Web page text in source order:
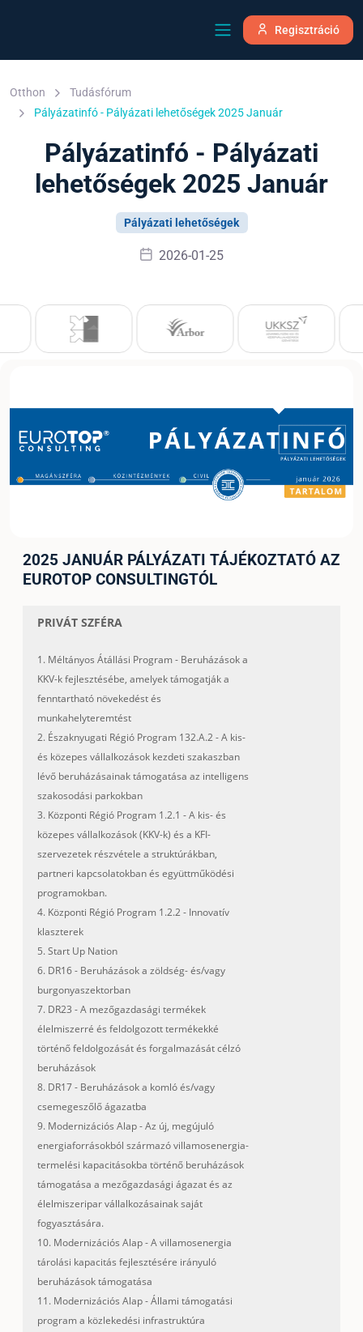
Regisztráció
Otthon
Tudásfórum
Pályázatinfó - Pályázati lehetőségek 2025 Január
Pályázatinfó - Pályázati
lehetőségek 2025 Január
Pályázati lehetőségek
2026-01-25
2025 JANUÁR PÁLYÁZATI TÁJÉKOZTATÓ AZ
EUROTOP CONSULTINGTÓL
PRIVÁT SZFÉRA
1. Méltányos Átállási Program - Beruházások a
KKV-k fejlesztésébe, amelyek támogatják a
fenntartható növekedést és
munkahelyteremtést
2. Északnyugati Régió Program 132.A.2 - A kis-
és közepes vállalkozások kezdeti szakaszban
lévő beruházásainak támogatása az intelligens
szakosodási parkokban
3. Központi Régió Program 1.2.1 - A kis- és
közepes vállalkozások (KKV-k) és a KFI-
szervezetek részvétele a struktúrákban,
partneri kapcsolatokban és együttműködési
programokban.
4. Központi Régió Program 1.2.2 - Innovatív
klaszterek
5. Start Up Nation
6. DR16 - Beruházások a zöldség- és/vagy
burgonyaszektorban
7. DR23 - A mezőgazdasági termékek
élelmiszerré és feldolgozott termékekké
történő feldolgozását és forgalmazását célzó
beruházások
8. DR17 - Beruházások a komló és/vagy
csemegeszőlő ágazatba
9. Modernizációs Alap - Az új, megújuló
energiaforrásokból származó villamosenergia-
termelési kapacitásokba történő beruházások
támogatása a mezőgazdasági ágazat és az
élelmiszeripar vállalkozásainak saját
fogyasztására.
10. Modernizációs Alap - A villamosenergia
tárolási kapacitás fejlesztésére irányuló
beruházások támogatása
11. Modernizációs Alap - Állami támogatási
program a közlekedési infrastruktúra